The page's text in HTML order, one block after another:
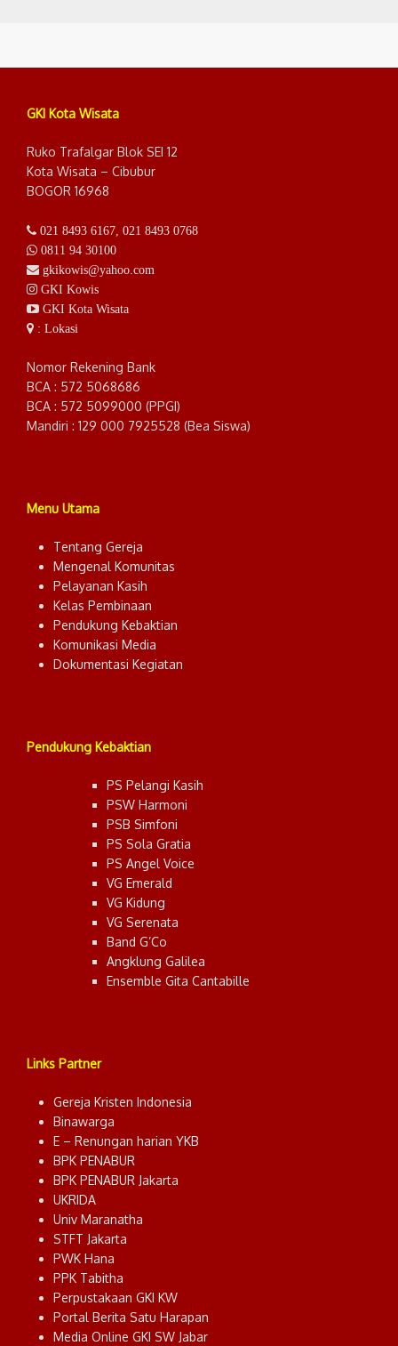
GKI Kota Wisata
Ruko Trafalgar Blok SEI 12
Kota Wisata – Cibubur
BOGOR 16968
021 8493 6167 021 8493 0768
0811 94 30100
gkikowis@yahoo.com
GKI Kowis
GKI Kota Wisata
: Lokasi
Nomor Rekening Bank
BCA : 572 5068686
BCA : 572 5099000 (PPGI)
Mandiri : 129 000 7925528 (Bea Siswa)
Menu Utama
Tentang Gereja
Mengenal Komunitas
Pelayanan Kasih
Kelas Pembinaan
Pendukung Kebaktian
Komunikasi Media
Dokumentasi Kegiatan
Pendukung Kebaktian
PS Pelangi Kasih
PSW Harmoni
PSB Simfoni
PS Sola Gratia
PS Angel Voice
VG Emerald
VG Kidung
VG Serenata
Band G’Co
Angklung Galilea
Ensemble Gita Cantabille
Links Partner
Gereja Kristen Indonesia
Binawarga
E – Renungan harian YKB
BPK PENABUR
BPK PENABUR Jakarta
UKRIDA
Univ Maranatha
STFT Jakarta
PWK Hana
PPK Tabitha
Perpustakaan GKI KW
Portal Berita Satu Harapan
Media Online GKI SW Jabar